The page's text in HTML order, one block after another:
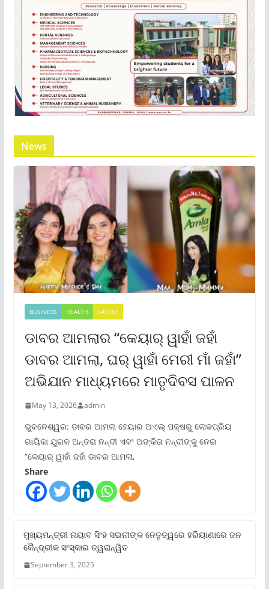
News
BUSINESS HEALTH LATEST
ଡାବର ଆମଲାର “କେୟାର୍ ୱାହାଁ ଜହାଁ
ଡାବର ଆମଲା, ଘର୍ ୱାହାଁ ମେରୀ ମାଁ ଜହାଁ”
ଅଭିଯାନ ମାଧ୍ୟମରେ ମାତୃଦିବସ ପାଳନ
May 13, 2026 admin
ଭୁବନେଶ୍ୱର: ଡାବର ଆମଲା ହେୟାର ଅଏଲ୍ ପକ୍ଷରୁ ଲୋକପ୍ରିୟ
ଗାୟିକା ଯୁଗଳ ଅନ୍ତରା ନନ୍ଦୀ ଏବଂ ଅଙ୍କିତା ନନ୍ଦୀଙ୍କୁ ନେଇ
“କେୟାର୍ ୱାହାଁ ଜହାଁ ଡାବର ଆମଲା,
Share
ମୁଖ୍ୟମନ୍ତ୍ରୀ ନାୟାବ ସିଂହ ସଇନୀଙ୍କ ନେତୃତ୍ୱରେ ହରିୟାଣାରେ ଜନ
କୈନ୍ଦ୍ରୀକ ସଂସ୍କାର ତ୍ୱରାନ୍ୱିତ
September 3, 2025